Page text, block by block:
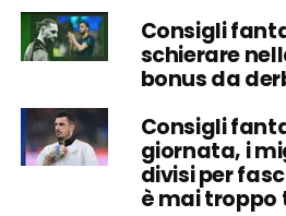
Consigli
schierare
bonus da
Consigli
giornata, i
divisi per
è mai troppo